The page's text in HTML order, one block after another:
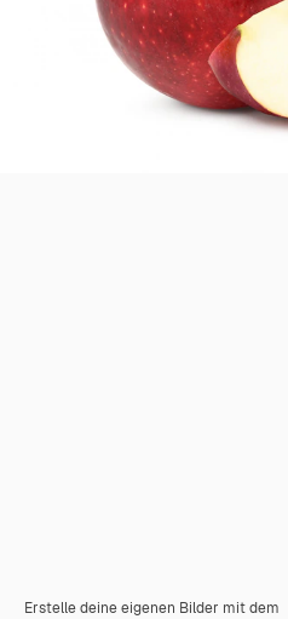
Erstelle deine eigenen Bilder mit dem